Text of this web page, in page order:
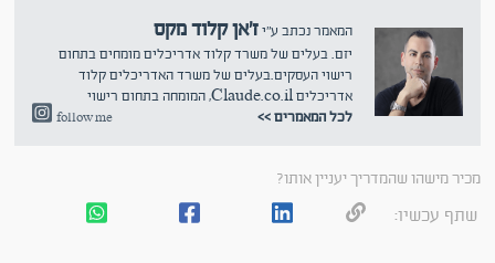
המאמר נכתב ע"יז'אן קלוד מקס
יזם. בעלים של משרד קלוד אדריכלים מומחים בתחום
רישוי העסקים.בעלים של משרד האדריכלים קלוד
אדריכלים Claude.co.il, המומחה בתחום רישוי
לכל המאמרים >>
follow me
מכיר מישהו שהמדריך יעניין אותו?
שתף עכשיו: